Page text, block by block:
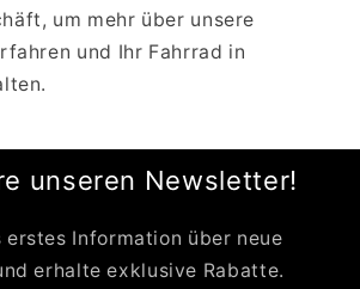
um mehr über unsere
und Ihr Fahrrad in
unseren Newsletter!
erstes Information über neue
erhalte exklusive Rabatte.